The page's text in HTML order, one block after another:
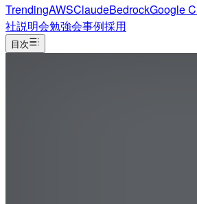
TrendingAWSClaudeBedrockGoogle
社説明会勉強会事例採用
目次